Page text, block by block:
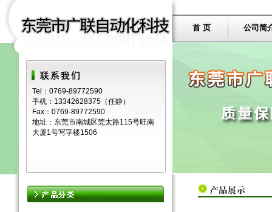
Tel：0769-89772590
手机：13342628375（任静）
Fax：0769-89772590
地址：东莞市南城区莞太路115号旺南
大厦1号写字楼1506
首 页 公司简